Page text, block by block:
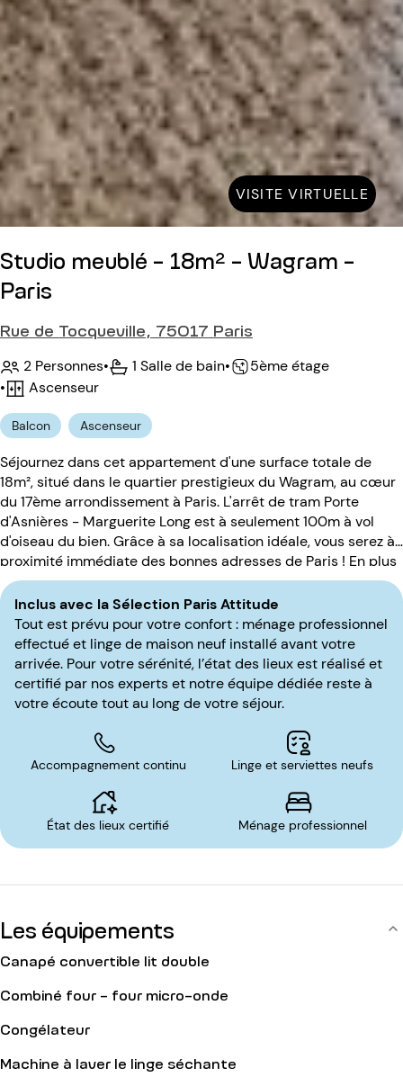
VISITE VIRTUELLE
Studio meublé - 18m² - Wagram -
Paris
Rue de Tocqueville, 75017 Paris
2 Personnes• 1 Salle de bain•
5ème étage
•
Ascenseur
Balcon Ascenseur
Séjournez dans cet appartement d'une surface totale de
18m², situé dans le quartier prestigieux du Wagram, au cœur
du 17ème arrondissement à Paris. L'arrêt de tram Porte
d'Asnières - Marguerite Long est à seulement 100m à vol
d'oiseau du bien. Grâce à sa localisation idéale, vous serez à
proximité immédiate des bonnes adresses de Paris ! En plus
de sa situation, ce studio pouvant accueillir jusqu'à 2
personnes saura vous séduire par sa luminosité et son
calme. Situé au 5ème étage avec ascenseur, l'immeuble du
XXIème siècle est sécurisé par code d'entrée. Une local à
vélo est à disposition des plus sportifs !
Inclus avec la Sélection Paris Attitude
Tout est prévu pour votre confort : ménage professionnel
effectué et linge de maison neuf installé avant votre
arrivée. Pour votre sérénité, l’état des lieux est réalisé et
certifié par nos experts et notre équipe dédiée reste à
votre écoute tout au long de votre séjour.
Accompagnement continu Linge et serviettes neufs
État des lieux certifié Ménage professionnel
Les équipements
Canapé convertible lit double
Combiné four - four micro-onde
Congélateur
Machine à laver le linge séchante